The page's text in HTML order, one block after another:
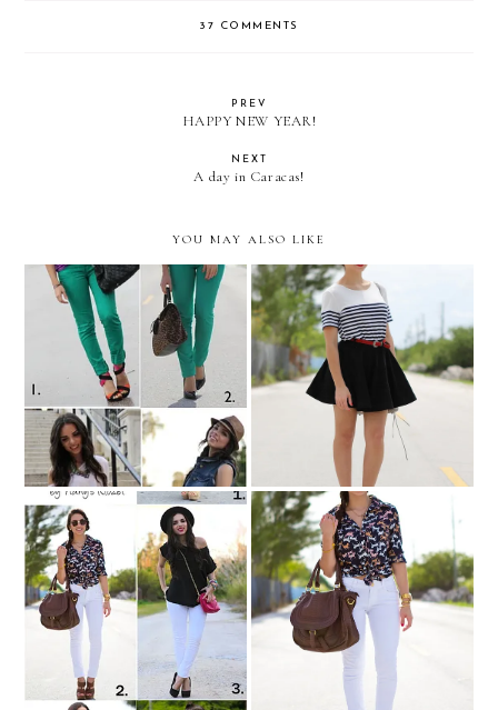
37 COMMENTS
PREV
HAPPY NEW YEAR!
NEXT
A day in Caracas!
YOU MAY ALSO LIKE
REMIX: green jeans! Take me to PARIS
REMIX: white jeans White horse!